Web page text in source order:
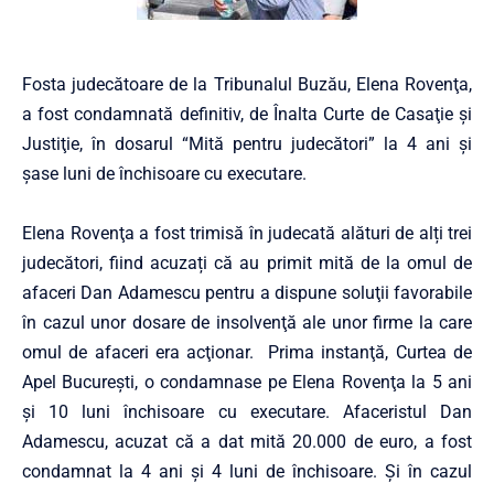
Fosta judecătoare de la Tribunalul Buzău, Elena Rovenţa,
a fost condamnată definitiv, de Înalta Curte de Casaţie şi
Justiţie, în dosarul “Mită pentru judecători” la 4 ani şi
șase luni de închisoare cu executare.
Elena Rovenţa a fost trimisă în judecată alături de alți trei
judecători, fiind acuzați că au primit mită de la omul de
afaceri Dan Adamescu pentru a dispune soluţii favorabile
în cazul unor dosare de insolvenţă ale unor firme la care
omul de afaceri era acţionar. Prima instanţă, Curtea de
Apel Bucureşti, o condamnase pe Elena Rovenţa la 5 ani
şi 10 luni închisoare cu executare. Afaceristul Dan
Adamescu, acuzat că a dat mită 20.000 de euro, a fost
condamnat la 4 ani şi 4 luni de închisoare. Și în cazul